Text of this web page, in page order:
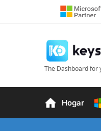
The Dashboard for
Hogar